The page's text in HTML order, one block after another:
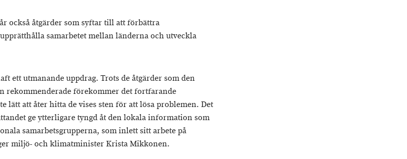
också åtgärder som syftar till att förbättra
samarbetet mellan länderna och utveckla
ett utmanande uppdrag. Trots de åtgärder som den
rekommenderade förekommer det fortfarande
lätt att åter hitta de vises sten för att lösa problemen. Det
ge ytterligare tyngd åt den lokala information som
samarbetsgrupperna, som inlett sitt arbete på
miljö- och klimatminister Krista Mikkonen.